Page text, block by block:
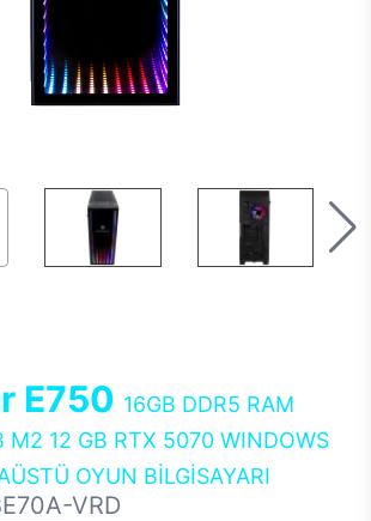
E750 16GB DDR5 RAM
M2 12 GB RTX 5070 WINDOWS
OYUN BİLGİSAYARI
VRD